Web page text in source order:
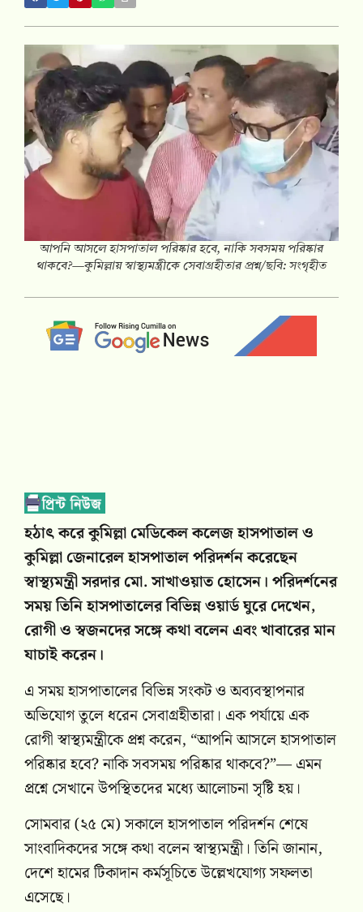
আপনি আসলে হাসপাতাল পরিষ্কার হবে, নাকি সবসময় পরিষ্কার
থাকবে?—কুমিল্লায় স্বাস্থ্যমন্ত্রীকে সেবাগ্রহীতার প্রশ্ন/ছবি: সংগৃহীত
হঠাৎ করে কুমিল্লা মেডিকেল কলেজ হাসপাতাল ও
কুমিল্লা জেনারেল হাসপাতাল পরিদর্শন করেছেন
স্বাস্থ্যমন্ত্রীসরদার মো. সাখাওয়াত হোসেন। পরিদর্শনের
সময় তিনি হাসপাতালের বিভিন্ন ওয়ার্ড ঘুরে দেখেন,
রোগী ও স্বজনদের সঙ্গে কথা বলেন এবং খাবারের মান
যাচাই করেন।
এ সময় হাসপাতালের বিভিন্ন সংকট ও অব্যবস্থাপনার
অভিযোগ তুলে ধরেন সেবাগ্রহীতারা। এক পর্যায়ে এক
রোগী স্বাস্থ্যমন্ত্রীকে প্রশ্ন করেন, “আপনি আসলে হাসপাতাল
পরিষ্কার হবে? নাকি সবসময় পরিষ্কার থাকবে?”— এমন
প্রশ্নে সেখানে উপস্থিতদের মধ্যে আলোচনা সৃষ্টি হয়।
সোমবার (২৫ মে) সকালে হাসপাতাল পরিদর্শন শেষে
সাংবাদিকদের সঙ্গে কথা বলেন স্বাস্থ্যমন্ত্রী। তিনি জানান,
দেশে হামের টিকাদান কর্মসূচিতে উল্লেখযোগ্য সফলতা
এসেছে।